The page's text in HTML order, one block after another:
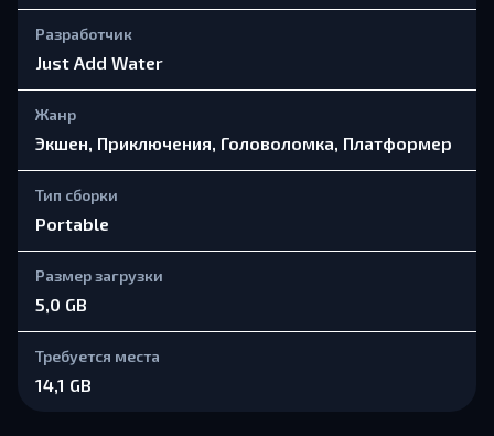
Разработчик
Just Add Water
Жанр
Экшен, Приключения, Головоломка, Платформер
Тип сборки
Portable
Размер загрузки
5,0 GB
Требуется места
14,1 GB